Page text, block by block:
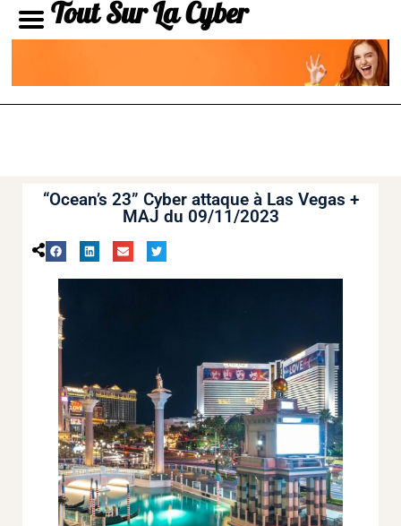
Tout Sur La Cyber
“Ocean’s 23” Cyber attaque à Las Vegas +
MAJ du 09/11/2023